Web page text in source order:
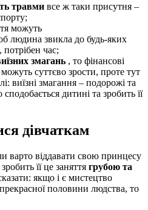
травми все ж таки присутня –
можуть
людина звикла до будь-яких
час;
змагань , то фінансові
суттєво зрости, проте тут
виїзні змагання – подорожі та
дитині та зробить її
дівчаткам
варто віддавати свою принцесу
її це заняття грубою та
якщо і є мистецтво
половини людства, то